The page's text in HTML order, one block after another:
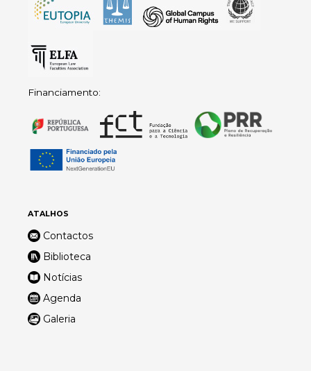
Financiamento:
ATALHOS
Contactos
Biblioteca
Notícias
Agenda
Galeria